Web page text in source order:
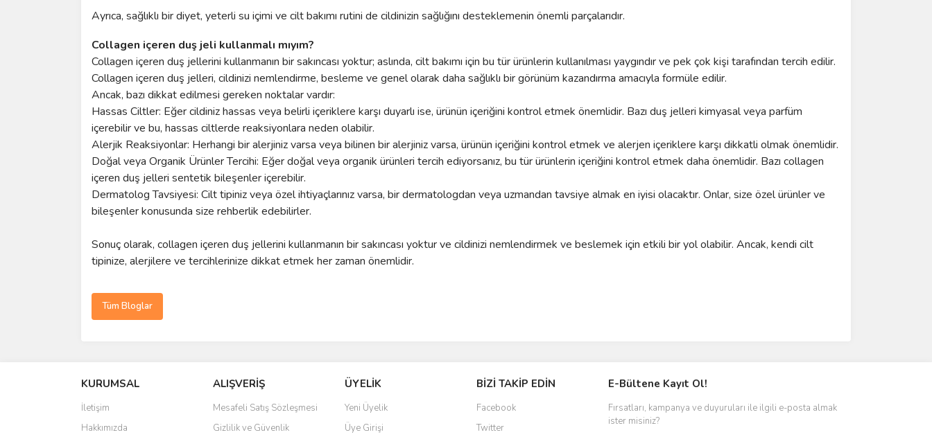
Ayrıca, sağlıklı bir diyet, yeterli su içimi ve cilt bakımı rutini de cildinizin sağlığını desteklemenin önemli parçalarıdır.
Collagen içeren duş jeli kullanmalı mıyım?
Collagen içeren duş jellerini kullanmanın bir sakıncası yoktur; aslında, cilt bakımı için bu tür ürünlerin kullanılması yaygındır ve pek çok kişi tarafından tercih edilir.
Collagen içeren duş jelleri, cildinizi nemlendirme, besleme ve genel olarak daha sağlıklı bir görünüm kazandırma amacıyla formüle edilir.
Ancak, bazı dikkat edilmesi gereken noktalar vardır:
Hassas Ciltler: Eğer cildiniz hassas veya belirli içeriklere karşı duyarlı ise, ürünün içeriğini kontrol etmek önemlidir. Bazı duş jelleri kimyasal veya parfüm
içerebilir ve bu, hassas ciltlerde reaksiyonlara neden olabilir.
Alerjik Reaksiyonlar: Herhangi bir alerjiniz varsa veya bilinen bir alerjiniz varsa, ürünün içeriğini kontrol etmek ve alerjen içeriklere karşı dikkatli olmak önemlidir.
Doğal veya Organik Ürünler Tercihi: Eğer doğal veya organik ürünleri tercih ediyorsanız, bu tür ürünlerin içeriğini kontrol etmek daha önemlidir. Bazı collagen
içeren duş jelleri sentetik bileşenler içerebilir.
Dermatolog Tavsiyesi: Cilt tipiniz veya özel ihtiyaçlarınız varsa, bir dermatologdan veya uzmandan tavsiye almak en iyisi olacaktır. Onlar, size özel ürünler ve
bileşenler konusunda size rehberlik edebilirler.
Sonuç olarak, collagen içeren duş jellerini kullanmanın bir sakıncası yoktur ve cildinizi nemlendirmek ve beslemek için etkili bir yol olabilir. Ancak, kendi cilt
tipinize, alerjilere ve tercihlerinize dikkat etmek her zaman önemlidir.
Tüm Bloglar
KURUMSAL
İletişim
Hakkımızda
ALIŞVERİŞ
Mesafeli Satış Sözleşmesi
Gizlilik ve Güvenlik
ÜYELİK
Yeni Üyelik
Üye Girişi
BİZİ TAKİP EDİN
Facebook
Twitter
E-Bültene Kayıt Ol!
Fırsatları, kampanya ve duyuruları ile ilgili e-posta almak
ister misiniz?